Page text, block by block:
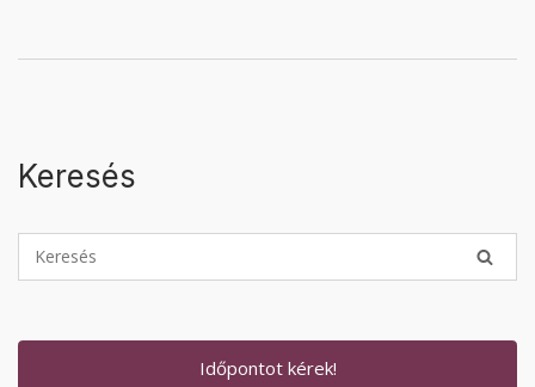
Keresés
Időpontot kérek!